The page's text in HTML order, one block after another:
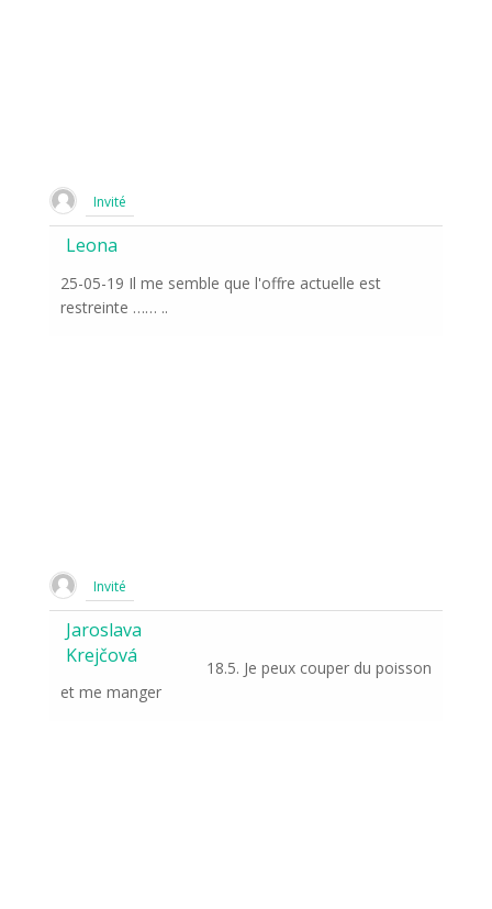
Invité
Leona
25-05-19 Il me semble que l'offre actuelle est
restreinte …… ..
Invité
Jaroslava
Krejčová
18.5. Je peux couper du poisson
et me manger